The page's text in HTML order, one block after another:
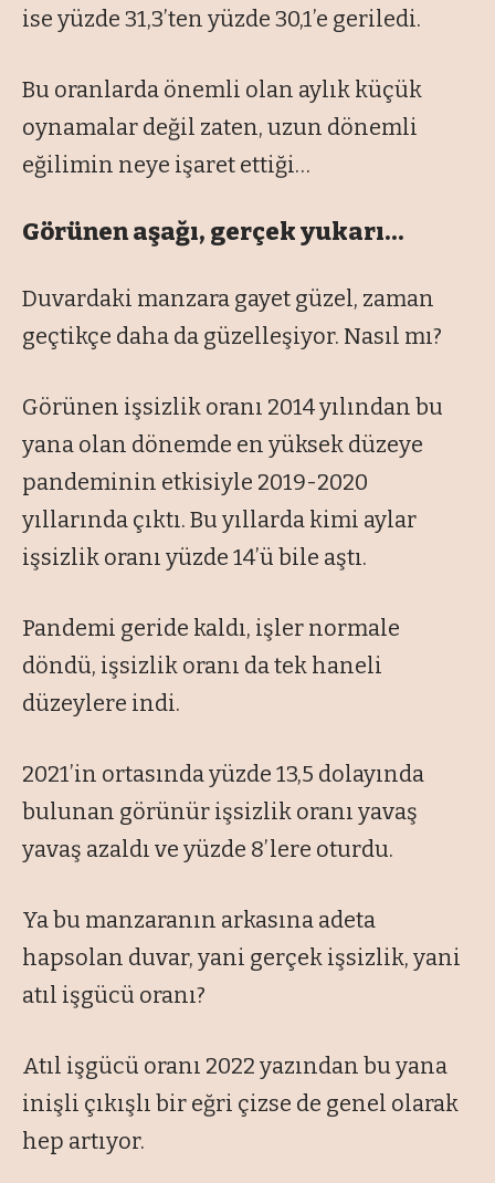
ise yüzde 31,3’ten yüzde 30,1’e geriledi.
Bu oranlarda önemli olan aylık küçük
oynamalar değil zaten, uzun dönemli
eğilimin neye işaret ettiği…
Görünen aşağı, gerçek yukarı…
Duvardaki manzara gayet güzel, zaman
geçtikçe daha da güzelleşiyor. Nasıl mı?
Görünen işsizlik oranı 2014 yılından bu
yana olan dönemde en yüksek düzeye
pandeminin etkisiyle 2019-2020
yıllarında çıktı. Bu yıllarda kimi aylar
işsizlik oranı yüzde 14’ü bile aştı.
Pandemi geride kaldı, işler normale
döndü, işsizlik oranı da tek haneli
düzeylere indi.
2021’in ortasında yüzde 13,5 dolayında
bulunan görünür işsizlik oranı yavaş
yavaş azaldı ve yüzde 8’lere oturdu.
Ya bu manzaranın arkasına adeta
hapsolan duvar, yani gerçek işsizlik, yani
atıl işgücü oranı?
Atıl işgücü oranı 2022 yazından bu yana
inişli çıkışlı bir eğri çizse de genel olarak
hep artıyor.